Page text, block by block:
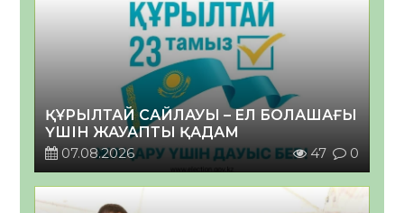
ҚҰРЫЛТАЙ САЙЛАУЫ – ЕЛ БОЛАШАҒЫ
ҮШІН ЖАУАПТЫ ҚАДАМ
07.08.2026
47 0